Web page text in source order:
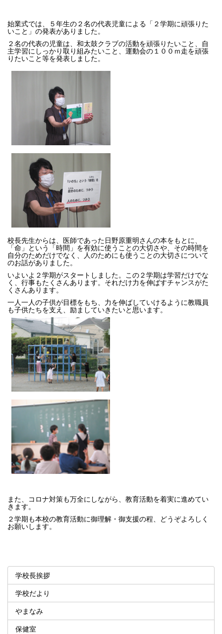
始業式では、５年生の２名の代表児童による「２学期に頑張りた
いこと」の発表がありました。
２名の代表の児童は、和太鼓クラブの活動を頑張りたいこと、自
主学習にしっかり取り組みたいこと、運動会の１００ｍ走を頑張
りたいこと等を発表しました。
校長先生からは、医師であった日野原重明さんの本をもとに、
「命」という「時間」を有効に使うことの大切さや、その時間を
自分のためだけでなく、人のためにも使うことの大切さについて
のお話がありました。
いよいよ２学期がスタートしました。この２学期は学習だけでな
く、行事もたくさんあります。それだけ力を伸ばすチャンスがた
くさんあります。
一人一人の子供が目標をもち、力を伸ばしていけるように教職員
も子供たちを支え、励ましていきたいと思います。
また、コロナ対策も万全にしながら、教育活動を着実に進めてい
きます。
２学期も本校の教育活動に御理解・御支援の程、どうぞよろしく
お願いします。
学校長挨拶
学校だより
やまなみ
保健室